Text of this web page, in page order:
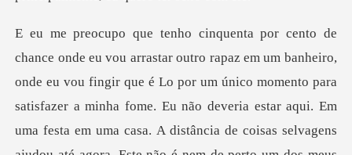
por um único momento para
satisfazer a minha fome. Eu não deveria estar aqui. Em
uma festa em uma casa. A distância de coisas selvagen